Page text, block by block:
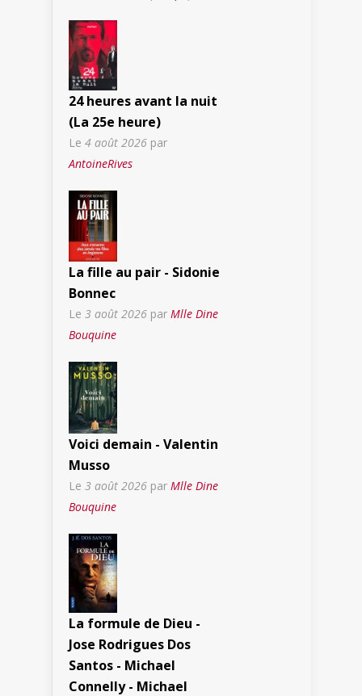
24 heures avant la nuit
(La 25e heure)
Le 4 août 2026 par
AntoineRives
La fille au pair - Sidonie
Bonnec
Le 3 août 2026 par Mlle Dine
Bouquine
Voici demain - Valentin
Musso
Le 3 août 2026 par Mlle Dine
Bouquine
La formule de Dieu -
Jose Rodrigues Dos
Santos - Michael
Connelly - Michael